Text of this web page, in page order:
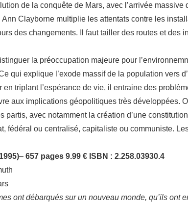
de la conquête de Mars, avec l’arrivée
Ann Clayborne multiplie les attentats contre les
des changements. Il faut tailler des routes et des
la préoccupation majeure pour
qui explique l’exode massif de la population vers
en triplant l’espérance de vie, il entraine des
aux implications géopolitiques très
partis, avec notamment la création d’une
fédéral ou centralisé, capitaliste ou communiste.
– 657 pages 9.99 € ISBN : 2.258.03930.4
ont débarqués sur un nouveau monde, qu’ils ont